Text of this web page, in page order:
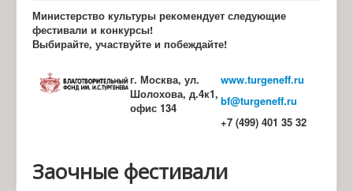
Архив материалов
Министерство культуры рекомендует следующие
фестивали и конкурсы!
Выбирайте, участвуйте и побеждайте!
г. Москва, ул.
Шолохова, д.4к1,
офис 134
www.turgeneff.ru
bf@turgeneff.ru
+7 (499) 401 35 32
Заочные фестивали